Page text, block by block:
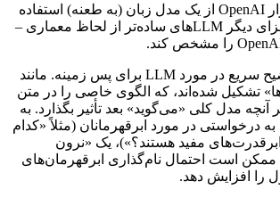
برای این منظور، ابزار OpenAI از یک مدل زبان (به طعنه) استفاده
می‌کند تا عملکرد اجزای دیگر LLM‌های ساده‌تر از لحاظ معماری –
چگونه؟ ابتدا یک توضیح سریع در مورد LLM برای پس زمینه. مانند
تشکیل شده‌اند، که الگوی خاصی را در متن
آنچه مدل کلی «می‌گوید» بعد تأثیر بگذارد. به
به درخواستی در مورد ابرقهرمانان (مثلاً «کدام
ابرقدرت‌های مفید هستند؟»)، یک «نرون
ممکن است احتمال نام‌گذاری ابرقهرمان‌های
را افزایش دهد.